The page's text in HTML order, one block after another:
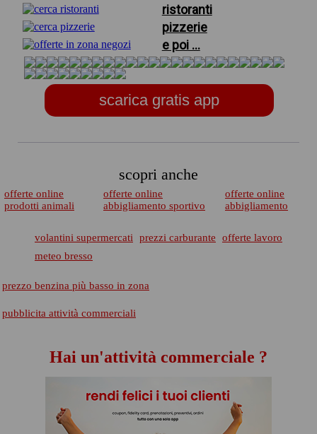
ristoranti
pizzerie
e poi ...
scarica gratis app
scopri anche
offerte online
prodotti animali
offerte online
abbigliamento sportivo
offerte online
abbigliamento
volantini supermercati prezzi carburante
offerte lavoro
meteo bresso
prezzo benzina più basso in zona
pubblicita attività commerciali
Hai un'attività commerciale ?